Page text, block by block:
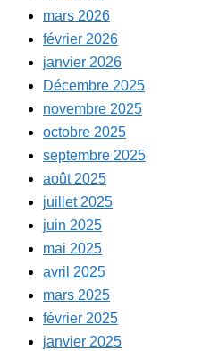
mars 2026
février 2026
janvier 2026
Décembre 2025
novembre 2025
octobre 2025
septembre 2025
août 2025
juillet 2025
juin 2025
mai 2025
avril 2025
mars 2025
février 2025
janvier 2025